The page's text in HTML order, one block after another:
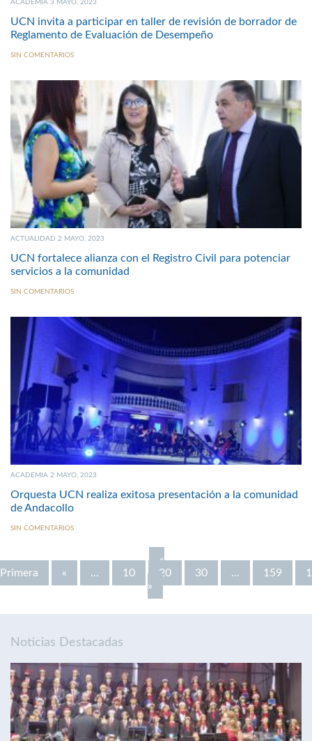
ACADEMIA 3 MAYO, 2023
UCN invita a participar en taller de revisión de borrador de
Reglamento de Evaluación de Desempeño
SIN COMENTARIOS
ACTUALIDAD 2 MAYO, 2023
UCN fortalece alianza con el Registro Civil para potenciar
servicios a la comunidad
SIN COMENTARIOS
ACADEMIA 2 MAYO, 2023
Orquesta UCN realiza exitosa presentación a la comunidad
de Andacollo
SIN COMENTARIOS
«
Primera
« ... 10 20 30 ... 159
»
Noticias Destacadas